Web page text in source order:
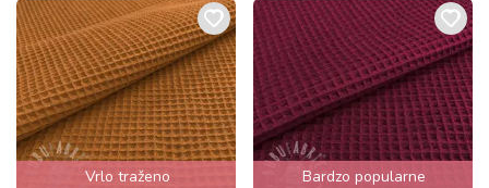
Vrlo traženo
Bardzo popularne